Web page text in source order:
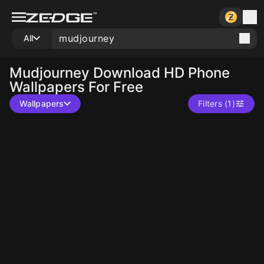
All
Mudjourney Download HD Phone
Wallpapers For Free
Wallpapers Filters (1)
10